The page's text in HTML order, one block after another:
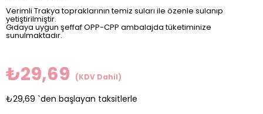
Verimli Trakya topraklarının temiz suları ile özenle sulanıp
yetiştirilmiştir.
Gıdaya uygun şeffaf OPP-CPP ambalajda tüketiminize
sunulmaktadır.
₺29,69 (KDV Dahil)
₺29,69 `den başlayan taksitlerle